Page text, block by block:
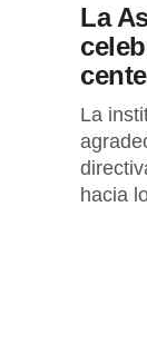
La
La
hacia